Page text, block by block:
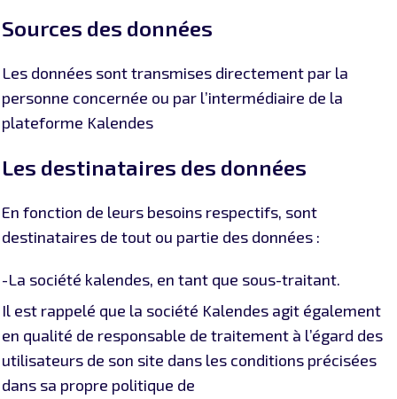
Sources des données
Les données sont transmises directement par la
personne concernée ou par l’intermédiaire de la
plateforme Kalendes
Les destinataires des données
En fonction de leurs besoins respectifs, sont
destinataires de tout ou partie des données :
-La société kalendes, en tant que sous-traitant.
Il est rappelé que la société Kalendes agit également
en qualité de responsable de traitement à l’égard des
utilisateurs de son site dans les conditions précisées
dans sa propre politique de